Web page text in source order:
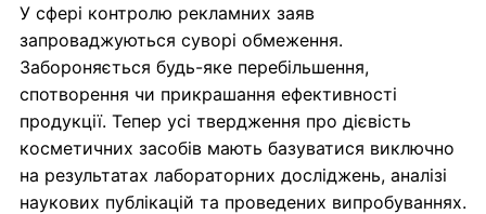
У сфері контролю рекламних заяв
запроваджуються суворі обмеження.
Забороняється будь-яке перебільшення,
спотворення чи прикрашання ефективності
продукції. Тепер усі твердження про дієвість
косметичних засобів мають базуватися виключно
на результатах лабораторних досліджень, аналізі
наукових публікацій та проведених випробуваннях.